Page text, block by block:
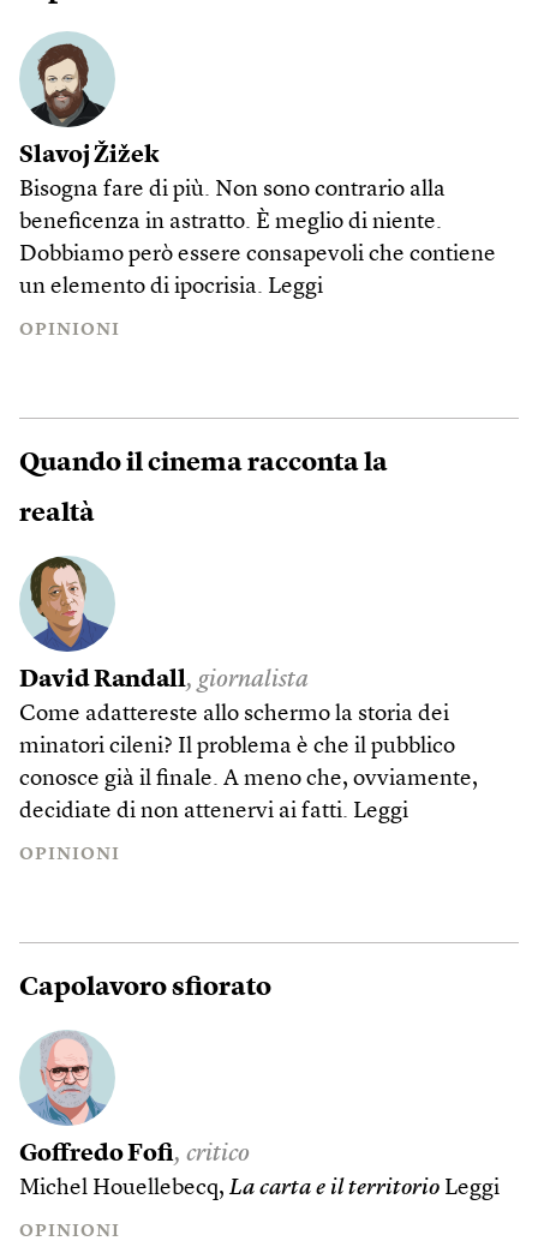
Slavoj Žižek
Bisogna fare di più. Non sono contrario alla
beneficenza in astratto. È meglio di niente.
Dobbiamo però essere consapevoli che contiene
un elemento di ipocrisia. Leggi
OPINIONI
Quando il cinema racconta la
realtà
David Randall, giornalista
Come adattereste allo schermo la storia dei
minatori cileni? Il problema è che il pubblico
conosce già il finale. A meno che, ovviamente,
decidiate di non attenervi ai fatti. Leggi
OPINIONI
Capolavoro sfiorato
Goffredo Fofi, critico
Michel Houellebecq, La carta e il territorio Leggi
OPINIONI